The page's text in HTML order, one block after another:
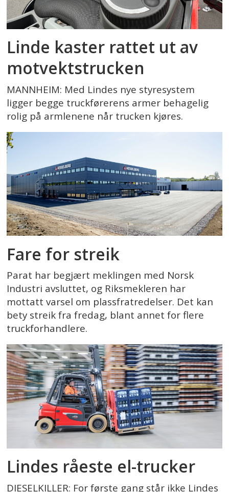
Linde kaster rattet ut av
motvektstrucken
MANNHEIM: Med Lindes nye styresystem
ligger begge truckførerens armer behagelig
rolig på armlenene når trucken kjøres.
Fare for streik
Parat har begjært meklingen med Norsk
Industri avsluttet, og Riksmekleren har
mottatt varsel om plassfratredelser. Det kan
bety streik fra fredag, blant annet for flere
truckforhandlere.
Lindes råeste el-trucker
DIESELKILLER: For første gang står ikke Lindes